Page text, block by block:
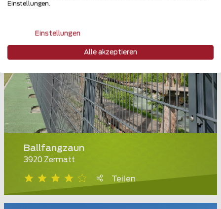
Ballfangzaun
3920 Zermatt
Teilen
Einstellungen.
Einstellungen
Alle akzeptieren